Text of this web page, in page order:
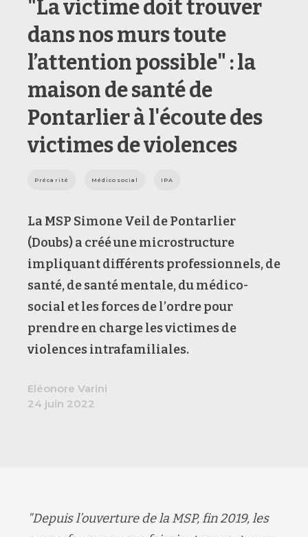
"La victime doit trouver
dans nos murs toute
l’attention possible" : la
maison de santé de
Pontarlier à l'écoute des
victimes de violences
Précarité Médicosocial IPA
La MSP Simone Veil de Pontarlier
(Doubs) a créé une microstructure
impliquant différents professionnels, de
santé, de santé mentale, du médico-
social et les forces de l’ordrepour
prendre en charge les victimes de
violences intrafamiliales.
Eléonore Varini
24 juin 2022
"Depuis l’ouverture de la MSP, fin 2019, les